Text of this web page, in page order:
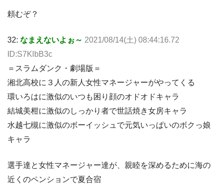
頼むぞ？
32: なまえないよぉ～ 2021/08/14(土) 08:44:16.72
ID:S7KlbB3c
＝スラムダンク・劇場版＝
湘北高校に３人の新人女性マネージャーがやってくる
環いろはに激似のいつも困り顔のオドオドキャラ
結城美柑に激似のしっかり者で世話焼き女房キャラ
水越七槻に激似のボーイッシュで元気いっぱいのボクっ娘
キャラ
選手達と女性マネージャー達が、親睦を深めるために海の
近くのペンションで夏合宿